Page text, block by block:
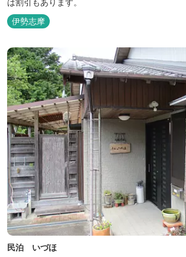
は割引もあります。
伊勢志摩
民泊 いづほ